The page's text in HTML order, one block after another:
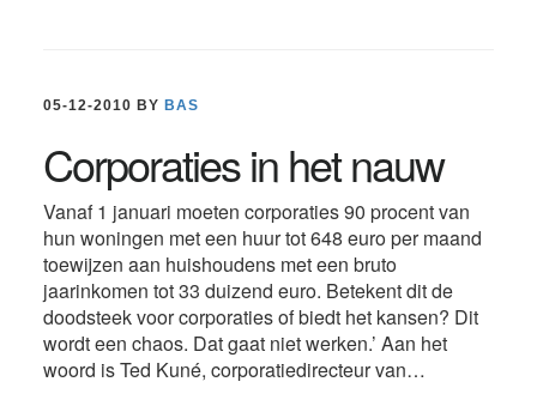
05-12-2010 BY BAS
Corporaties in het nauw
Vanaf 1 januari moeten corporaties 90 procent van
hun woningen met een huur tot 648 euro per maand
toewijzen aan huishoudens met een bruto
jaarinkomen tot 33 duizend euro. Betekent dit de
doodsteek voor corporaties of biedt het kansen? Dit
wordt een chaos. Dat gaat niet werken.’ Aan het
woord is Ted Kuné, corporatiedirecteur van…